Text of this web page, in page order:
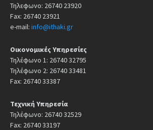
Τηλεφωνο: 26740 23920
Fax: 26740 23921
e-mail: info@ithaki.gr
Οικονομικές Υπηρεσίες
Τηλέφωνο 1: 26740 32795
Τηλέφωνο 2: 26740 33481
Fax: 26740 33387
Τεχνική Υπηρεσία
Τηλέφωνο: 26740 32529
Fax: 26740 33197